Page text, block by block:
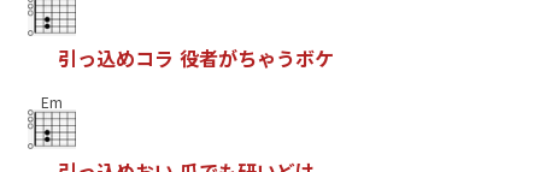
引っ込めコラ 役者がちゃうボケ
Em